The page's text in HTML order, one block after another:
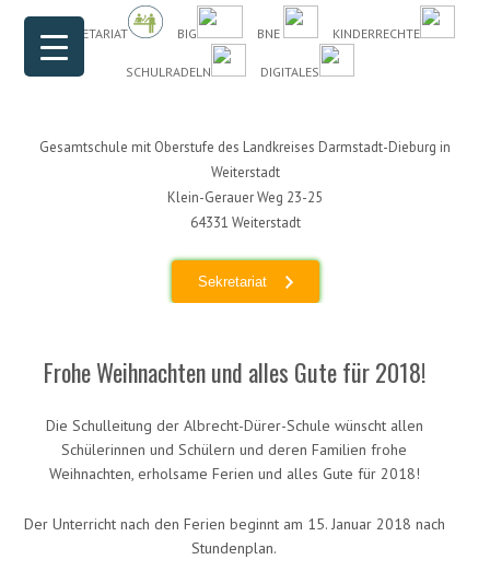
DAS SEKRETARIAT
BIG BNE KINDERRECHTE
SCHULRADELN DIGITALES
Gesamtschule mit Oberstufe des Landkreises Darmstadt-Dieburg in
Weiterstadt
Klein-Gerauer Weg 23-25
64331 Weiterstadt
Sekretariat
Frohe Weihnachten und alles Gute für 2018!
Die Schulleitung der Albrecht-Dürer-Schule wünscht allen
Schülerinnen und Schülern und deren Familien frohe
Weihnachten, erholsame Ferien und alles Gute für 2018!
Der Unterricht nach den Ferien beginnt am 15. Januar 2018 nach
Stundenplan.